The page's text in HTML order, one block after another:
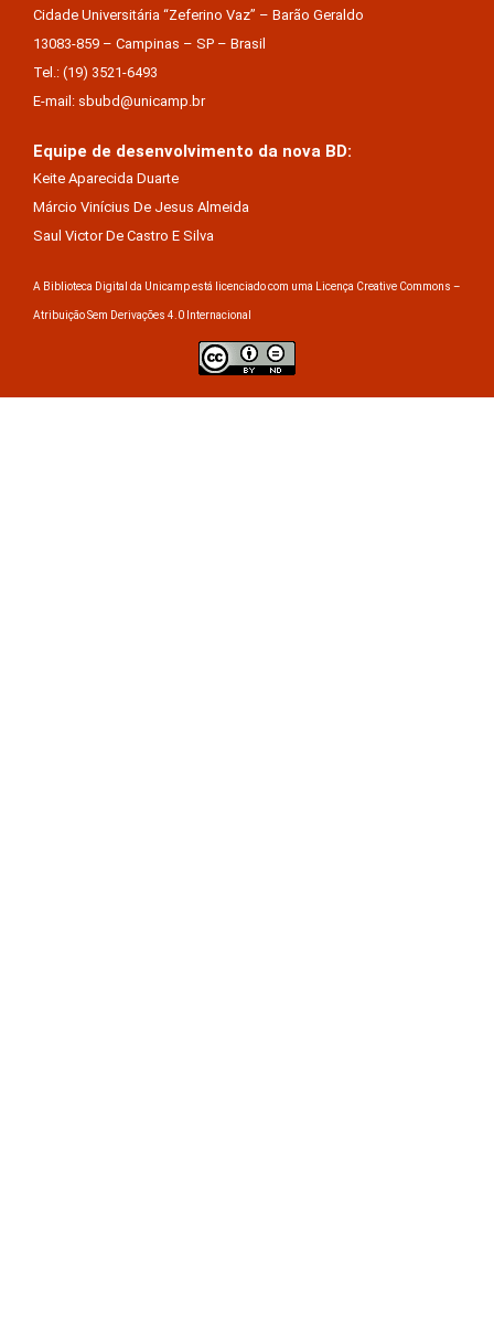
Cidade Universitária “Zeferino Vaz” – Barão Geraldo
13083-859 – Campinas – SP – Brasil
Tel.: (19) 3521-6493
E-mail: sbubd@unicamp.br
Equipe de desenvolvimento da nova BD:
Keite Aparecida Duarte
Márcio Vinícius De Jesus Almeida
Saul Victor De Castro E Silva
A Biblioteca Digital da Unicamp está licenciado com uma Licença Creative Commons –
Atribuição Sem Derivações 4.0 Internacional